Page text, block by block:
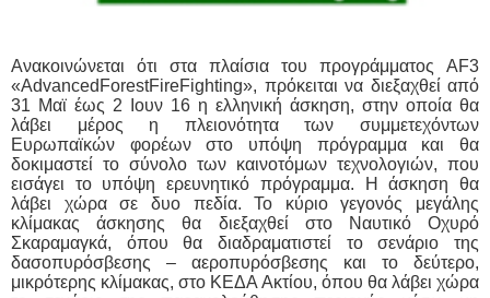
Ανακοινώνεται ότι στα πλαίσια του προγράμματος AF3
«Advanced ForestFireFighting», πρόκειται να διεξαχθεί από
31 Μαϊ έως 2 Ιουν 16 η ελληνική άσκηση, στην οποία θα
λάβει μέρος η πλειονότητα των συμμετεχόντων
Ευρωπαϊκών φορέων στο υπόψη πρόγραμμα και θα
δοκιμαστεί το σύνολο των καινοτόμων τεχνολογιών, που
εισάγει το υπόψη ερευνητικό πρόγραμμα. Η άσκηση θα
λάβει χώρασε δυο πεδία. Το κύριο γεγονός μεγάλης
κλίμακας άσκησης θα διεξαχθεί στο Ναυτικό Οχυρό
Σκαραμαγκά, όπου θα διαδραματιστεί το σενάριο της
δασοπυρόσβεσης – αεροπυρόσβεσης και το δεύτερο,
μικρότερης κλίμακας, στο ΚΕΔΑ Ακτίου, όπου θα λάβει χώρα